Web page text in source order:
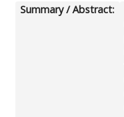
Summary / Abstract: